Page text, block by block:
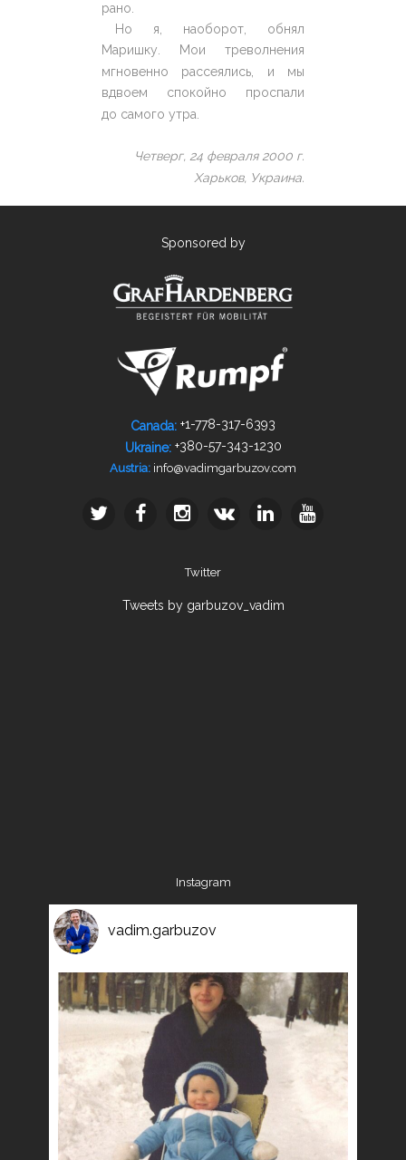
рано.
Но я, наоборот, обнял
Маришку. Мои треволнения
мгновенно рассеялись, и мы
вдвоем спокойно проспали
до самого утра.
Четверг, 24 февраля 2000 г.
Харьков, Украина.
Sponsored by
Canada: +1-778­-317-­6393
Ukraine:+380-­57-­343-­1230
Austria: info@vadimgarbuzov.com
Twitter
Tweets by garbuzov_vadim
Instagram
vadim.garbuzov